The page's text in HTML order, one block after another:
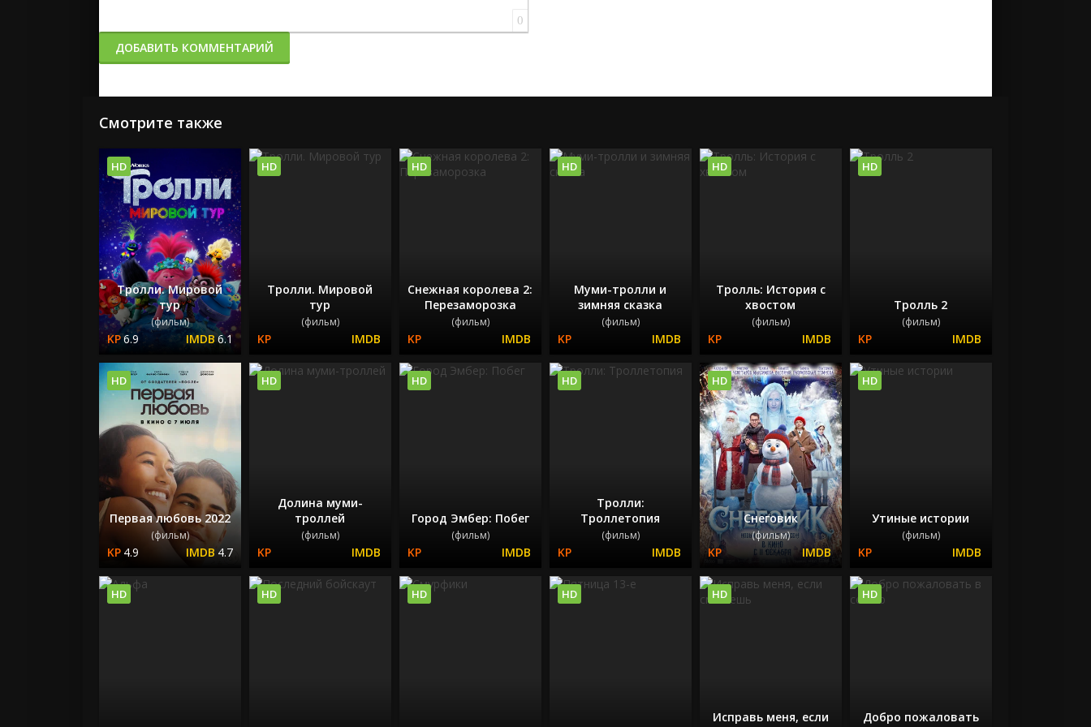
0
ДОБАВИТЬ КОММЕНТАРИЙ
Смотрите также
Тролли. Мировой
тур
(фильм)
6.9 6.1
HD
Тролли. Мировой
тур
(фильм)
HD
Снежная королева 2:
Перезаморозка
(фильм)
HD
Муми-тролли и
зимняя сказка
(фильм)
HD
Тролль: История с
хвостом
(фильм)
HD
Тролль 2
(фильм)
HD
Первая любовь 2022
(фильм)
4.9 4.7
HD
Долина муми-
троллей
(фильм)
HD
Город Эмбер: Побег
(фильм)
HD
Тролли:
Троллетопия
(фильм)
HD
Снеговик
(фильм)
HD
Утиные истории
(фильм)
HD
HD HD HD HD
Исправь меня, если
HD
Добро пожаловать
HD